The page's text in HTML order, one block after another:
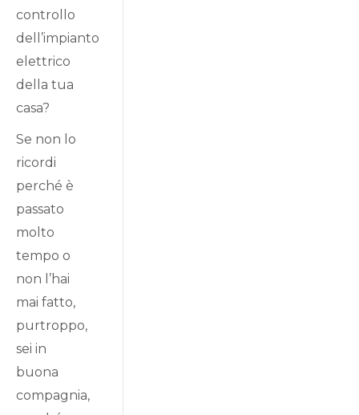
controllo
dell’impianto
elettrico
della tua
casa?
Se non lo
ricordi
perché è
passato
molto
tempo o
non l’hai
mai fatto,
purtroppo,
sei in
buona
compagnia,